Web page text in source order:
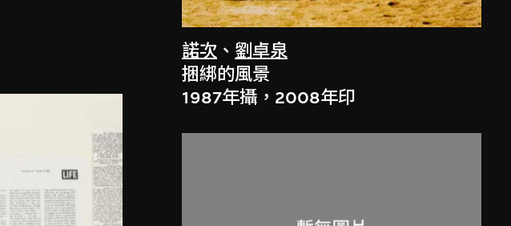
諾次 、 劉卓泉
捆綁的風景
1987年攝，2008年印